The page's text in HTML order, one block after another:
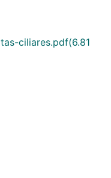
ciliares.pdf(6.81